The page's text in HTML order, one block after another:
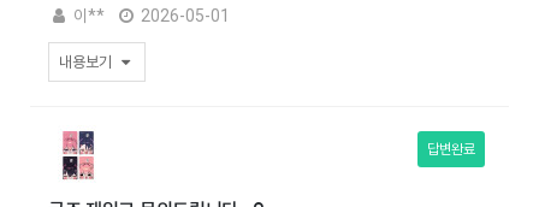
이** 2026-05-01
내용보기
답변완료